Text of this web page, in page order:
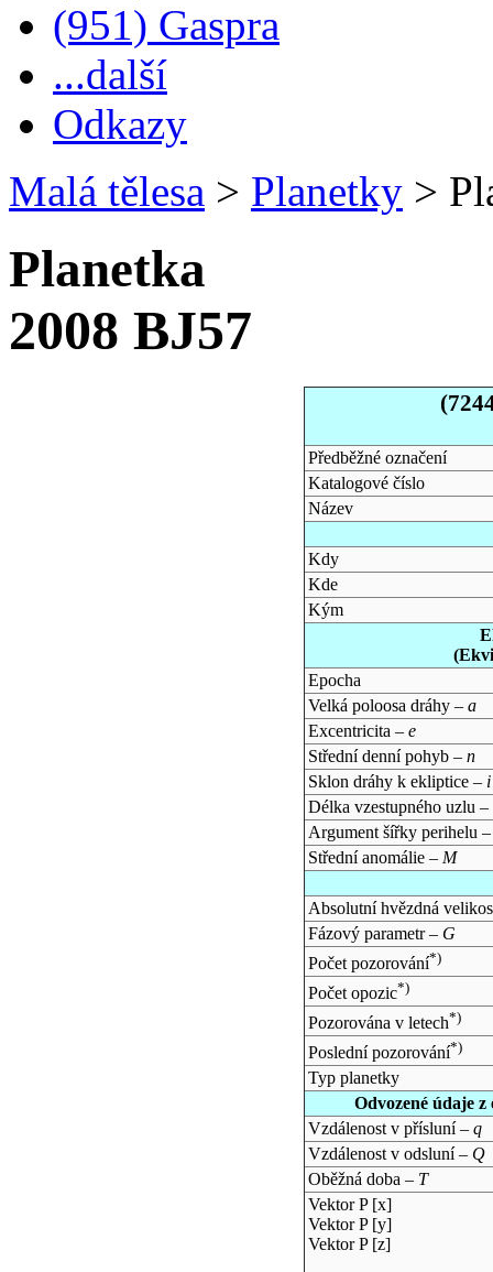
(951) Gaspra
...další
Odkazy
Malá tělesa > Planetky >
Planetka
2008 BJ57
Předběžné označení
Katalogové číslo
Název
Kdy
Kde
Kým
Epocha
Velká poloosa dráhy – a
Excentricita – e
Střední denní pohyb – n
Sklon dráhy k ekliptice – i
Délka vzestupného uzlu –
Argument šířky perihelu
Střední anomálie – M
Absolutní hvězdná
Fázový parametr – G
Počet pozorování*)
Počet opozic*)
Pozorována v letech*)
Poslední pozorování*)
Typ planetky
Odvozené údaje
Vzdálenost v přísluní – q
Vzdálenost v odsluní – Q
Oběžná doba – T
Vektor P [x]
Vektor P [y]
Vektor P [z]